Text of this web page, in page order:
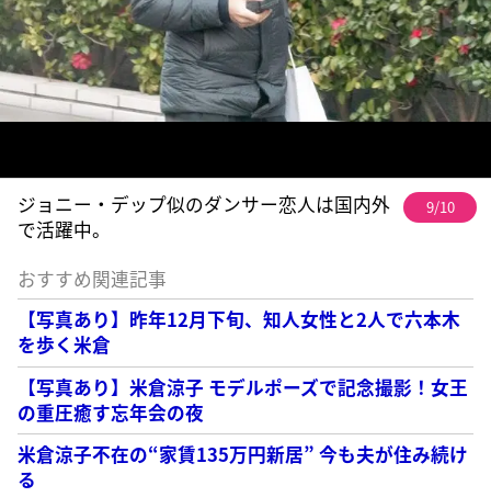
ジョニー・デップ似のダンサー恋人は国内外
で活躍中。
9/10
おすすめ関連記事
【写真あり】昨年12月下旬、知人女性と2人で六本木
を歩く米倉
【写真あり】米倉涼子 モデルポーズで記念撮影！女王
の重圧癒す忘年会の夜
米倉涼子不在の“家賃135万円新居” 今も夫が住み続け
る